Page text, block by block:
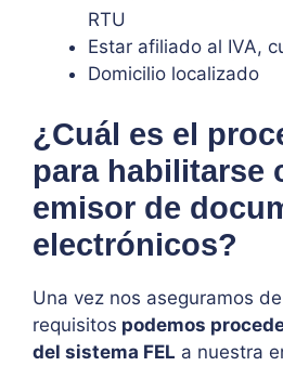
RTU
Estar afiliado al IVA,
Domicilio localizado
¿Cuál es el
para habilitarse
emisor de
electrónicos?
Una vez nos aseguramos
requisitos podemos
del sistema FEL a nuestra